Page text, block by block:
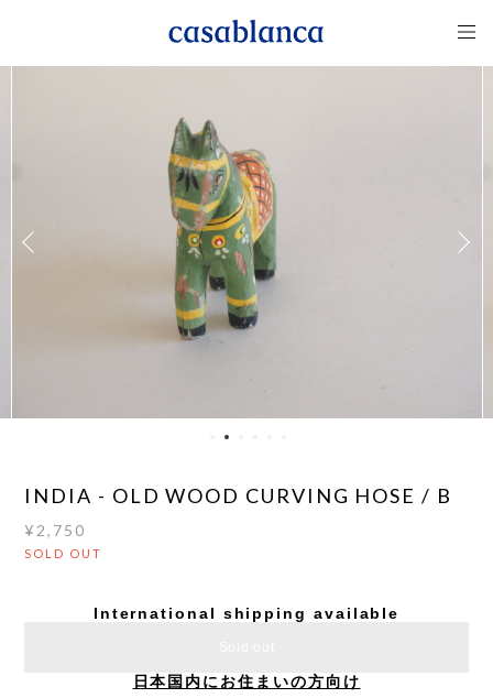
INDIA - OLD WOOD CURVING HOSE / B
¥2,750
SOLD OUT
International shipping available
日本国内にお住まいの方向け